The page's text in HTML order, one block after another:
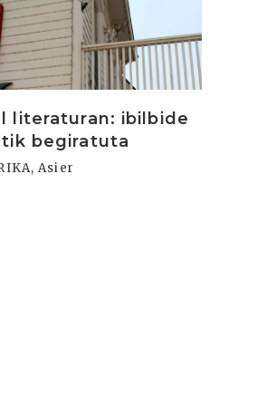
literaturan: ibilbide
begiratuta
Asier